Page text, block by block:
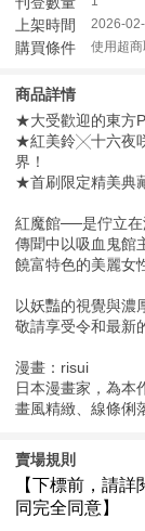
上架時間 2026-
購買條件 使用超
商品詳情
★大受歡迎的東方
★紅美鈴╳十六夜
界！
★首刷限定精美典
紅魔館──是佇立在
傳聞中以吸血鬼館
饒富特色的美麗女
以妖豔的視覺與濃
敬請享受令和最新
漫畫：risui
日本漫畫家，為本
畫風精緻、線條俐
賣場規則